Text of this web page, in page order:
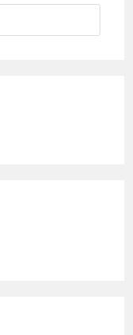
Press
to